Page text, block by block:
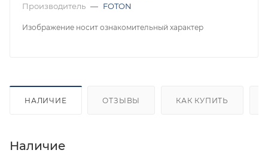
Производитель — FOTON
Изображение носит ознакомительный характер
НАЛИЧИЕ ОТЗЫВЫ КАК КУПИТЬ
Наличие